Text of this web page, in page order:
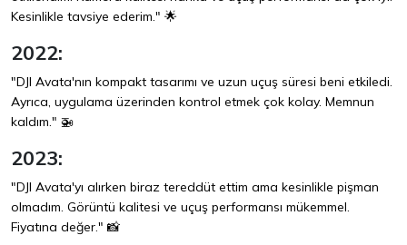
Kesinlikle tavsiye ederim." 🌟
2022:
"DJI Avata'nın kompakt tasarımı ve uzun uçuş süresi beni etkiledi.
Ayrıca, uygulama üzerinden kontrol etmek çok kolay. Memnun
kaldım." 🚁
2023:
"DJI Avata'yı alırken biraz tereddüt ettim ama kesinlikle pişman
olmadım. Görüntü kalitesi ve uçuş performansı mükemmel.
Fiyatına değer." 📸